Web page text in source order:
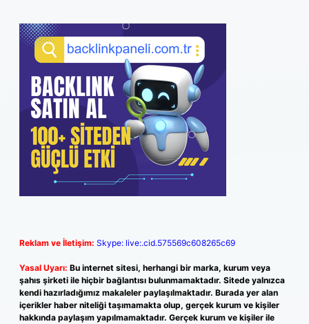
Reklam ve İletişim: Skype: live:.cid.575569c608265c69
Yasal Uyarı: Bu internet sitesi, herhangi bir marka, kurum veya
şahıs şirketi ile hiçbir bağlantısı bulunmamaktadır. Sitede yalnızca
kendi hazırladığımız makaleler paylaşılmaktadır. Burada yer alan
içerikler haber niteliği taşımamakta olup, gerçek kurum ve kişiler
hakkında paylaşım yapılmamaktadır. Gerçek kurum ve kişiler ile